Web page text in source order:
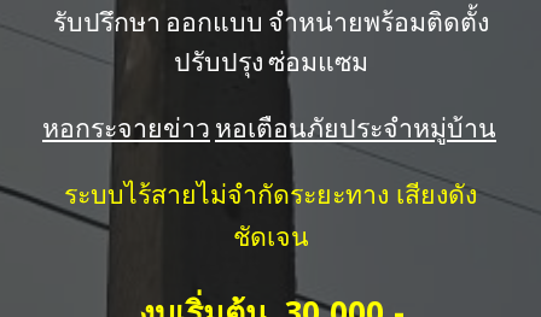
รับปรึกษา ออกแบบ จำหน่ายพร้อมติดตั้ง
ปรับปรุง ซ่อมแซม
หอกระจายข่าว หอเตือนภัยประจำหมู่บ้าน
ระบบไร้สายไม่จำกัดระยะทาง เสียงดัง
ชัดเจน